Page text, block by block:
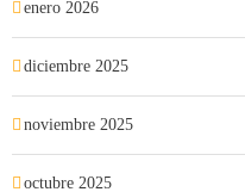
enero 2026
diciembre 2025
noviembre 2025
octubre 2025